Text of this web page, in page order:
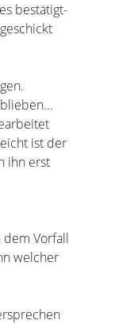
bestätigt-
ist der
ihn erst
Vorfall
welcher